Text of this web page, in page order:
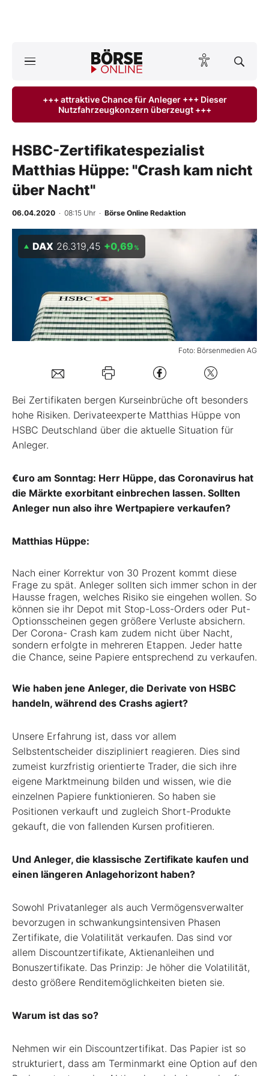
ktuelle Ausgabe BÖRSE ONLINE lesen
Anlageprodukte
Finanz-Check
BO-Musterdepots
Experten
Mein B:O
Mein Konto
Folgen Sie uns
Kontakt
+++ attraktive Chance für Anleger +++ Dieser
Nutzfahrzeugkonzern überzeugt +++
HSBC-Zertifikatespezialist
Matthias Hüppe: "Crash kam nicht
über Nacht"
06.04.2020 · 08:15 Uhr · Börse Online Redaktion
Foto: Börsenmedien AG
DAX 26.319,45 +0,69 %
Bei Zertifikaten bergen Kurseinbrüche oft besonders
hohe Risiken. Derivateexperte Matthias Hüppe von
HSBC Deutschland über die aktuelle Situation für
Anleger.
€uro am Sonntag: Herr Hüppe, das Coronavirus hat
die Märkte exorbitant einbrechen lassen. Sollten
Anleger nun also ihre Wertpapiere verkaufen?
Matthias Hüppe:
Nach einer Korrektur von 30 Prozent kommt diese
Frage zu spät. Anleger sollten sich immer schon in der
Hausse fragen, welches Risiko sie eingehen wollen. So
können sie ihr Depot mit Stop-Loss-Orders oder Put-
Optionsscheinen gegen größere Verluste absichern.
Der Corona- Crash kam zudem nicht über Nacht,
sondern erfolgte in mehreren Etappen. Jeder hatte
die Chance, seine Papiere entsprechend zu verkaufen.
Wie haben jene Anleger, die Derivate von HSBC
handeln, während des Crashs agiert?
Unsere Erfahrung ist, dass vor allem
Selbstentscheider diszipliniert reagieren. Dies sind
zumeist kurzfristig orientierte Trader, die sich ihre
eigene Marktmeinung bilden und wissen, wie die
einzelnen Papiere funktionieren. So haben sie
Positionen verkauft und zugleich Short-Produkte
gekauft, die von fallenden Kursen profitieren.
Und Anleger, die klassische Zertifikate kaufen und
einen längeren Anlagehorizont haben?
Sowohl Privatanleger als auch Vermögensverwalter
bevorzugen in schwankungsintensiven Phasen
Zertifikate, die Volatilität verkaufen. Das sind vor
allem Discountzertifikate, Aktienanleihen und
Bonuszertifikate. Das Prinzip: Je höher die Volatilität,
desto größere Renditemöglichkeiten bieten sie.
Warum ist das so?
Nehmen wir ein Discountzertifikat. Das Papier ist so
strukturiert, dass am Terminmarkt eine Option auf den